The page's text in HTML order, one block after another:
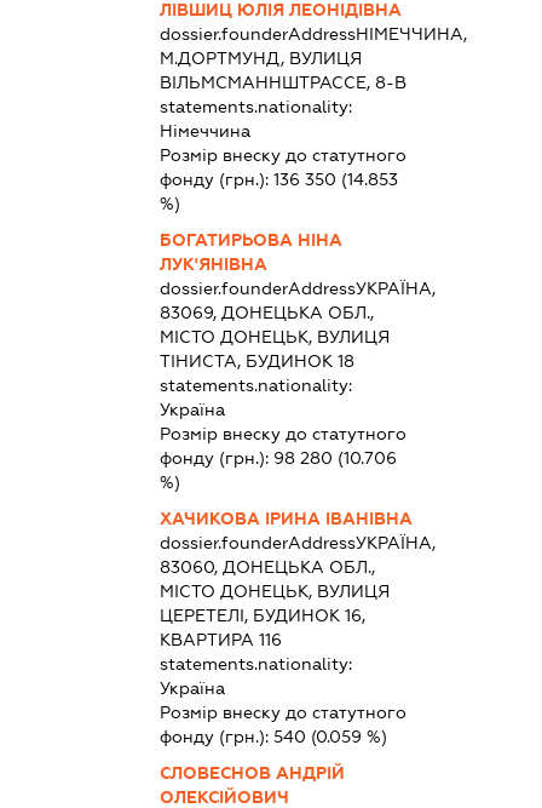
ЛІВШИЦ ЮЛІЯ ЛЕОНІДІВНА
dossier.founderAddressНІМЕЧЧИНА,
М.ДОРТМУНД, ВУЛИЦЯ
ВІЛЬМСМАННШТРАССЕ, 8-В
statements.nationality:
Німеччина
Розмір внеску до статутного
фонду (грн.): 136 350 (14.853
%)
БОГАТИРЬОВА НІНА
ЛУК'ЯНІВНА
dossier.founderAddressУКРАЇНА,
83069, ДОНЕЦЬКА ОБЛ.,
МІСТО ДОНЕЦЬК, ВУЛИЦЯ
ТІНИСТА, БУДИНОК 18
statements.nationality:
Україна
Розмір внеску до статутного
фонду (грн.): 98 280 (10.706
%)
ХАЧИКОВА ІРИНА ІВАНІВНА
dossier.founderAddressУКРАЇНА,
83060, ДОНЕЦЬКА ОБЛ.,
МІСТО ДОНЕЦЬК, ВУЛИЦЯ
ЦЕРЕТЕЛІ, БУДИНОК 16,
КВАРТИРА 116
statements.nationality:
Україна
Розмір внеску до статутного
фонду (грн.): 540 (0.059 %)
СЛОВЕСНОВ АНДРІЙ
ОЛЕКСІЙОВИЧ